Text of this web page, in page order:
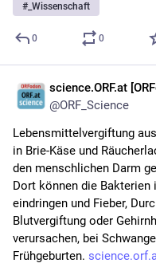
# _Wissenschaft
0 0
science.ORF.at
@ORF_Science
Lebensmittelvergiftung
in Brie-Käse und
den menschlichen Darm
Dort können die Bakterien
eindringen und Fieber,
Blutvergiftung oder
verursachen, bei
Frühgeburten.